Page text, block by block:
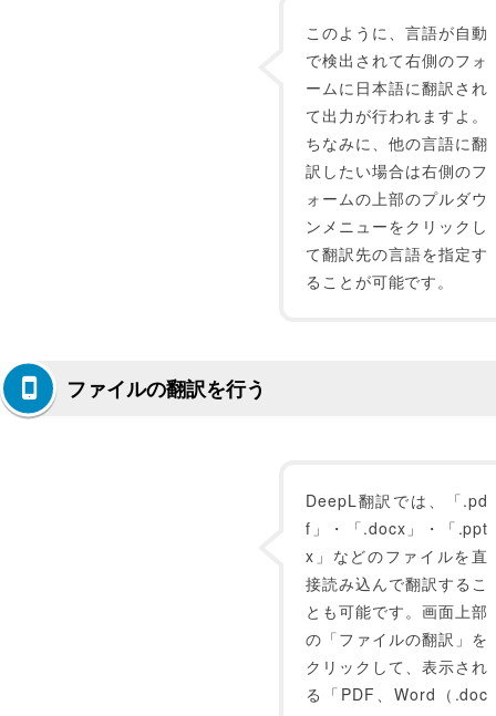
このように、言語が自動
で検出されて右側のフォ
ームに日本語に翻訳され
て出力が行われますよ。
ちなみに、他の言語に翻
訳したい場合は右側のフ
ォームの上部のプルダウ
ンメニューをクリックし
て翻訳先の言語を指定す
ることが可能です。
ファイルの翻訳を行う
DeepL翻訳では、「.pd
f」・「.docx」・「.ppt
x」などのファイルを直
接読み込んで翻訳するこ
とも可能です。画面上部
の「ファイルの翻訳」を
クリックして、表示され
る「PDF、Word（.doc